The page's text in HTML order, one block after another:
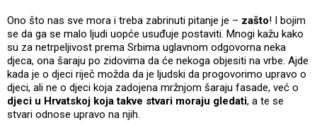
Ono što nas sve mora i treba zabrinuti pitanje je – zašto! I bojim
se da ga se malo ljudi uopće usuđuje postaviti. Mnogi kažu kako
su za netrpeljivost prema Srbima uglavnom odgovorna neka
djeca, ona šaraju po zidovima da će nekoga objesiti na vrbe. Ajde
kada je o djeci riječ možda da je ljudski da progovorimo upravo o
djeci, ali ne o djeci koja zadojena mržnjom šaraju fasade, već o
djeci u Hrvatskoj koja takve stvari moraju gledati, a te se
stvari odnose upravo na njih.